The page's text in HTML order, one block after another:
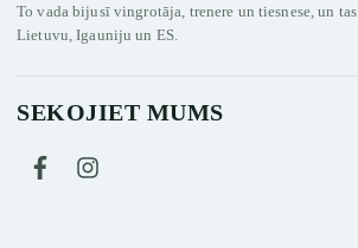
To vada bijusī vingrotāja, trenere un tiesnese, un
Lietuvu, Igauniju un ES.
SEKOJIET MUMS